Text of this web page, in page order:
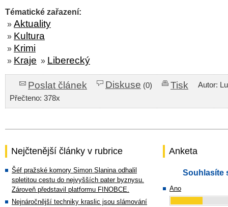
Tématické zařazení:
» Aktuality
» Kultura
» Krimi
» Kraje » Liberecký
Poslat článek Diskuse (0) Tisk
Autor:
Přečteno: 378x
Nejčtenější články v rubrice
Šéf pražské komory Simon Slanina odhalil
spletitou cestu do nejvyšších pater byznysu.
Zároveň představil platformu FINOBCE.
Nejnáročnější techniky kraslic jsou slámování
Anketa
Souhlasíte
Ano